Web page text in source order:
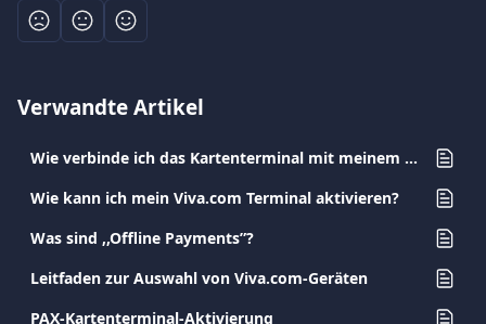
Verwandte Artikel
Wie verbinde ich das Kartenterminal mit meinem Konto?
Wie kann ich mein Viva.com Terminal aktivieren?
Was sind ,,Offline Payments”?
Leitfaden zur Auswahl von Viva.com-Geräten
PAX-Kartenterminal-Aktivierung